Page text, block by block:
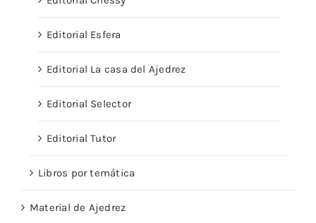
Editorial Esfera
Editorial La casa del Ajedrez
Editorial Selector
Editorial Tutor
Libros por temática
Material de Ajedrez